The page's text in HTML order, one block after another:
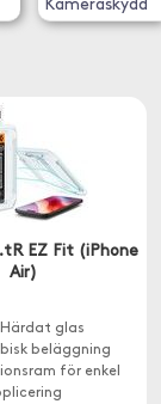
Kameraskydd
EZ Fit (iPhone
Air)
glas
beläggning
för enkel